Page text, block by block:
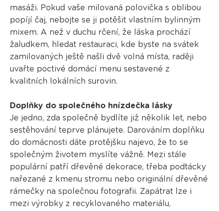
masáži. Pokud vaše milovaná polovička s oblibou
popíjí čaj, nebojte se ji potěšit vlastním bylinným
mixem. A než v duchu rčení, že láska prochází
žaludkem, hledat restauraci, kde byste na svátek
zamilovaných ještě našli dvě volná místa, raději
uvařte poctivé domácí menu sestavené z
kvalitních lokálních surovin.
Doplňky do společného hnízdečka lásky
Je jedno, zda společně bydlíte již několik let, nebo
sestěhování teprve plánujete. Darováním doplňku
do domácnosti dáte protějšku najevo, že to se
společným životem myslíte vážně. Mezi stále
populární patří dřevěné dekorace, třeba podtácky
nařezané z kmenu stromu nebo originální dřevěné
rámečky na společnou fotografii. Zapátrat lze i
mezi výrobky z recyklovaného materiálu,